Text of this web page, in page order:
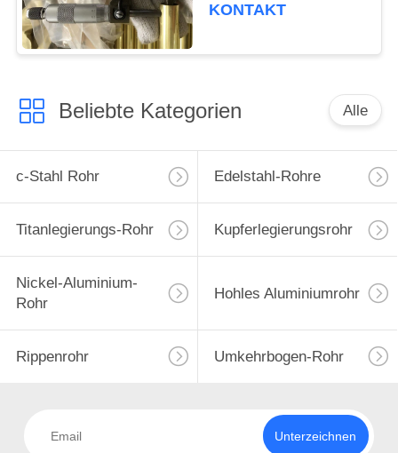
KONTAKT
Beliebte Kategorien Alle
c-Stahl Rohr Edelstahl-Rohre
Titanlegierungs-Rohr Kupferlegierungsrohr
Nickel-Aluminium-
Rohr
Hohles Aluminiumrohr
Rippenrohr Umkehrbogen-Rohr
Unterzeichnen